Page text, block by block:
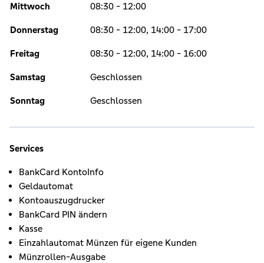
Mittwoch 08:30 - 12:00
Donnerstag 08:30 - 12:00, 14:00 - 17:00
Freitag 08:30 - 12:00, 14:00 - 16:00
Samstag Geschlossen
Sonntag Geschlossen
Services
BankCard KontoInfo
Geldautomat
Kontoauszugdrucker
BankCard PIN ändern
Kasse
Einzahlautomat Münzen für eigene Kunden
Münzrollen-Ausgabe